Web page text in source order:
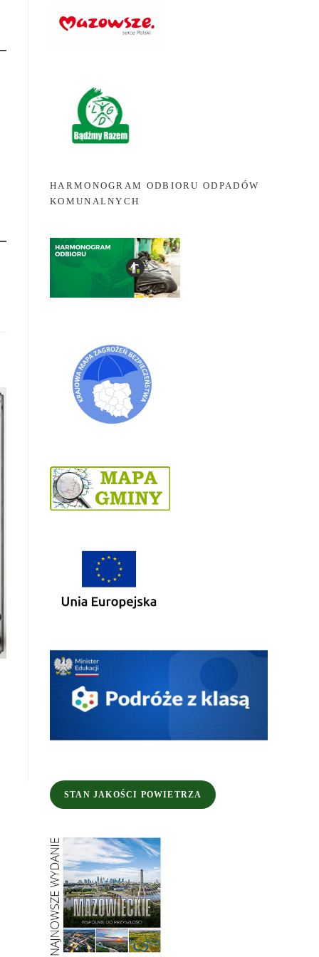
HARMONOGRAM ODBIORU ODPADÓW
KOMUNALNYCH
STAN JAKOŚCI POWIETRZA